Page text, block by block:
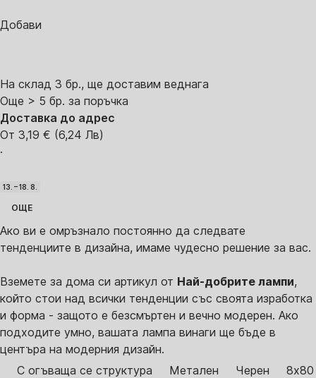
Добави
На склад 3 бр., ще доставим веднага
Още > 5 бр. за поръчка
Доставка до адрес
От 3,19 € (6,24 Лв)
·
13. – 18. 8.
ОЩЕ
Ако ви е омръзнало постоянно да следвате
тенденциите в дизайна, имаме чудесно решение за вас.
Вземете за дома си артикул от Най-добрите лампи,
който стои над всички тенденции със своята изработка
и форма - защото е безсмъртен и вечно модерен. Ако
подходите умно, вашата лампа винаги ще бъде в
центъра на модерния дизайн.
С огъваща се структура
Метален Черен
8x80